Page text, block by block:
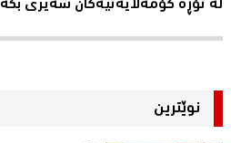
لە تۆڕە کۆمەڵایەتیەکان شەیری بکە
نوێترین